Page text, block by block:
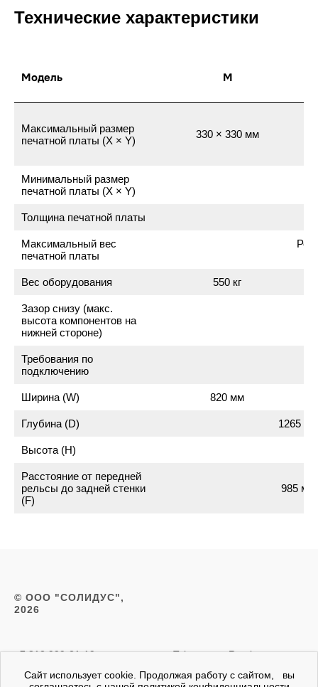
Технические характеристики
Модель M
Максимальный размер
печатной платы (X × Y)
330 × 330 мм
Минимальный размер
печатной платы (X × Y)
Толщина печатной платы
Максимальный вес
печатной платы
Вес оборудования 550 кг
Зазор снизу (макс.
высота компонентов на
нижней стороне)
Требования по
подключению
Ширина (W) 820 мм
Глубина (D) 1265 мм
Высота (H)
Расстояние от передней
рельсы до задней стенки
(F)
985 мм
© ООО "СОЛИДУС",
2026
+7 812 999-21-19
zakaz@slds.ru
Telegram
Rutube
Сайт использует cookie. Продолжая работу с сайтом, вы